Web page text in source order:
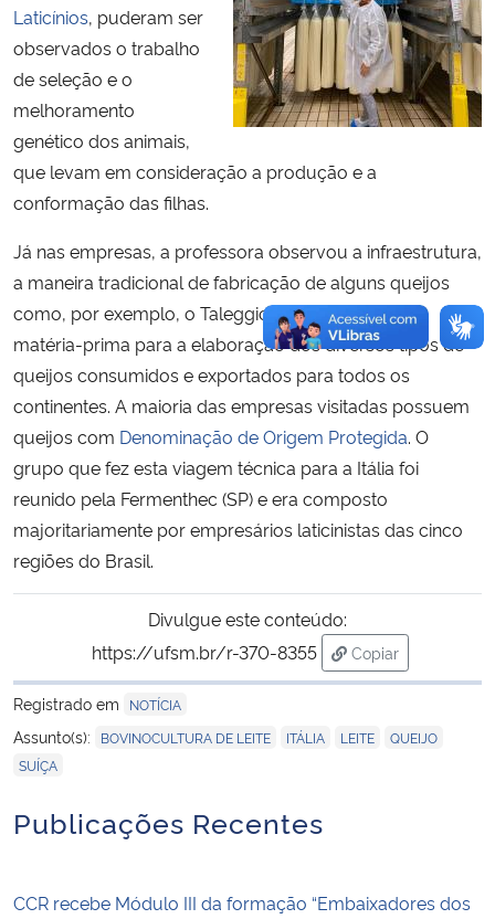
Laticínios, puderam ser
observados o trabalho
de seleção e o
melhoramento
genético dos animais,
que levam em consideração a produção e a
conformação das filhas.
Já nas empresas, a professora observou a infraestrutura,
a maneira tradicional de fabricação de alguns queijos
como, por exemplo, o Taleggio e a qualidade da
matéria-prima para a elaboração dos diversos tipos de
queijos consumidos e exportados para todos os
continentes. A maioria das empresas visitadas possuem
queijos com Denominação de Origem Protegida. O
grupo que fez esta viagem técnica para a Itália foi
reunido pela Fermenthec (SP) e era composto
majoritariamente por empresários laticinistas das cinco
regiões do Brasil.
Divulgue este conteúdo:
https://ufsm.br/r-370-8355
Copiar
para área de
Registrado em
NOTÍCIA
Assunto(s): BOVINOCULTURA DE LEITE ITÁLIA LEITE QUEIJO
SUÍÇA
Publicações Recentes
CCR recebe Módulo III da formação “Embaixadores dos